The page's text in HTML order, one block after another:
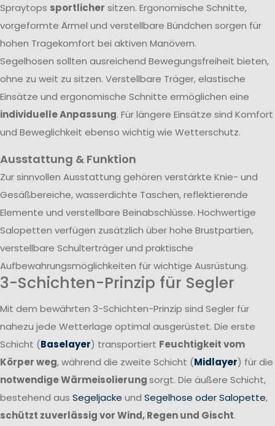
Spraytops sportlicher sitzen. Ergonomische Schnitte,
vorgeformte Ärmel und verstellbare Bündchen sorgen für
hohen Tragekomfort bei aktiven Manövern.
Segelhosen sollten ausreichend Bewegungsfreiheit bieten,
ohne zu weit zu sitzen. Verstellbare Träger, elastische
Einsätze und ergonomische Schnitte ermöglichen eine
individuelle Anpassung. Für längere Einsätze sind Komfort
und Beweglichkeit ebenso wichtig wie Wetterschutz.
Ausstattung & Funktion
Zur sinnvollen Ausstattung gehören verstärkte Knie- und
Gesäßbereiche, wasserdichte Taschen, reflektierende
Elemente und verstellbare Beinabschlüsse. Hochwertige
Salopetten verfügen zusätzlich über hohe Brustpartien,
verstellbare Schulterträger und praktische
Aufbewahrungsmöglichkeiten für wichtige Ausrüstung.
3-Schichten-Prinzip für Segler
Mit dem bewährten 3-Schichten-Prinzip sind Segler für
nahezu jede Wetterlage optimal ausgerüstet. Die erste
Schicht (Baselayer) transportiert Feuchtigkeit vom
Körper weg, während die zweite Schicht (Midlayer) für die
notwendige Wärmeisolierungsorgt. Die äußere Schicht,
bestehend aus Segeljacke und Segelhose oder Salopette,
schützt zuverlässig vor Wind, Regen und Gischt.